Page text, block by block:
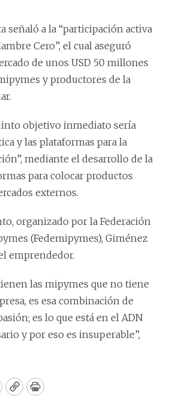
señaló a la “participación activa
Cero”, el cual aseguró
de unos USD 50 millones
y productores de la
objetivo inmediato sería
y las plataformas para la
mediante el desarrollo de la
para colocar productos
externos.
organizado por la Federación
(Fedemipymes), Giménez
emprendedor.
las mipymes que no tiene
es esa combinación de
es lo que está en el ADN
y por eso es insuperable”,
CopyPrint